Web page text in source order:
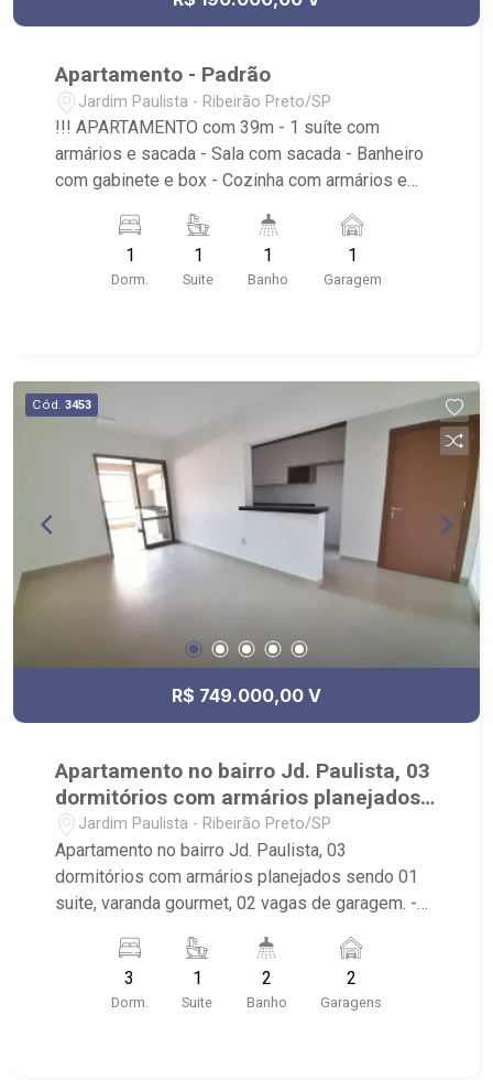
Apartamento - Padrão
Jardim Paulista - Ribeirão Preto/SP
!!! APARTAMENTO com 39m - 1 suíte com
armários e sacada - Sala com sacada - Banheiro
com gabinete e box - Cozinha com armários e
Elevador - Próximo as principais avenidas da
cidade como a Henrique Dumont, a mini
rodoviária, panificadoras, drogaria, shopping,
1
Dorm.
1
Suite
1
Banho
1
Garagem
Cód. 3453
R$ 749.000,00 V
Apartamento no bairro Jd. Paulista, 03
dormitórios com armários planejados
sendo 01 suite, varanda gourmet, 02
vagas de garagem.
Jardim Paulista - Ribeirão Preto/SP
Apartamento no bairro Jd. Paulista, 03
dormitórios com armários planejados sendo 01
suite, varanda gourmet, 02 vagas de garagem. -
01 suite - Sala de estar e jantar - Varanda
gourmet com fechamento em blindex. - Cozinha
americana com armários planejados. - Área de
3
Dorm.
1
Suite
2
Banho
2
Garagens